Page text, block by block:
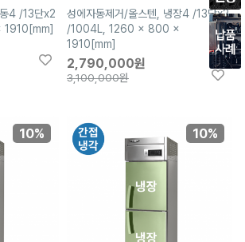
4 /13단x2
성에자동제거/올스텐, 냉장4 /13단x2
/1004L, 1260 x 800 x
1910[mm]
2,790,000원
3,100,000원
10% 10%